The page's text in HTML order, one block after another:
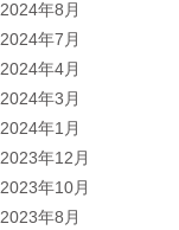
2024年8月
2024年7月
2024年4月
2024年3月
2024年1月
2023年12月
2023年10月
2023年8月